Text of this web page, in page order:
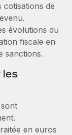
cotisations de
évolutions du
fiscale en
sanctions.
les
en euros